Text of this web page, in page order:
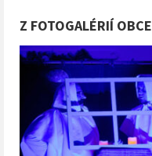
Z FOTOGALÉRIÍ OBCE